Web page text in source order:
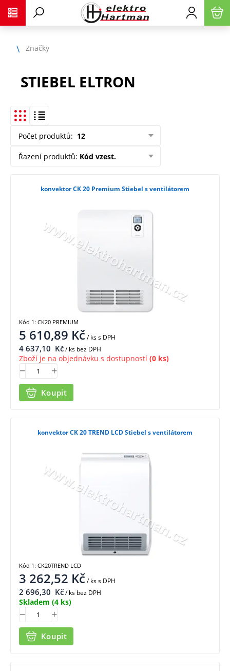
Značky
STIEBEL ELTRON
Počet produktů: 12
Řazení produktů: Kód vzest.
konvektor CK 20 Premium Stiebel s ventilátorem
5 610,89 Kč/ kss DPH
4 637,10 Kč/ ks bez DPH
Zboží je na objednávku s dostupností (0 ks)
Koupit
Kód 1: CK20 PREMIUM
konvektor CK 20 TREND LCD Stiebel s ventilátorem
3 262,52 Kč/ kss DPH
2 696,30 Kč/ ks bez DPH
Skladem (4 ks)
Koupit
Kód 1: CK20TREND LCD